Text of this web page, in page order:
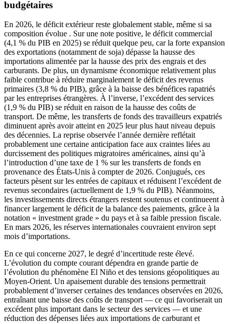
budgétaires
En 2026, le déficit extérieur reste globalement stable, même si sa
composition évolue . Sur une note positive, le déficit commercial
(4,1 % du PIB en 2025) se réduit quelque peu, car la forte expansion
des exportations (notamment de soja) dépasse la hausse des
importations alimentée par la hausse des prix des engrais et des
carburants. De plus, un dynamisme économique relativement plus
faible contribue à réduire marginalement le déficit des revenus
primaires (3,8 % du PIB), grâce à la baisse des bénéfices rapatriés
par les entreprises étrangères. À l’inverse, l’excédent des services
(1,9 % du PIB) se réduit en raison de la hausse des coûts de
transport. De même, les transferts de fonds des travailleurs expatriés
diminuent après avoir atteint en 2025 leur plus haut niveau depuis
des décennies. La reprise observée l’année dernière reflétait
probablement une certaine anticipation face aux craintes liées au
durcissement des politiques migratoires américaines, ainsi qu’à
l’introduction d’une taxe de 1 % sur les transferts de fonds en
provenance des États-Unis à compter de 2026. Conjugués, ces
facteurs pèsent sur les entrées de capitaux et réduisent l’excédent de
revenus secondaires (actuellement de 1,9 % du PIB). Néanmoins,
les investissements directs étrangers restent soutenus et continueent à
financer largement le déficit de la balance des paiements, grâce à la
notation « investment grade » du pays et à sa faible pression fiscale.
En mars 2026, les réserves internationales couvraient environ sept
mois d’importations.
En ce qui concerne 2027, le degré d’incertitude reste élevé.
L’évolution du compte courant dépendra en grande partie de
l’évolution du phénomène El Niño et des tensions géopolitiques au
Moyen-Orient. Un apaisement durable des tensions permettrait
probablement d’inverser certaines des tendances observées en 2026,
entraînant une baisse des coûts de transport — ce qui favoriserait un
excédent plus important dans le secteur des services — et une
réduction des dépenses liées aux importations de carburant et